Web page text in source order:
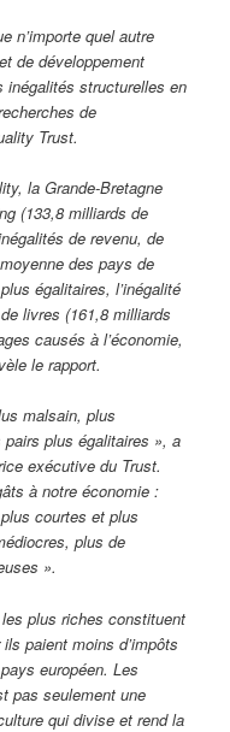
n’importe quel autre
de développement
inégalités structurelles en
de
Trust.
la Grande-Bretagne
(133,8 milliards de
de revenu, de
des pays de
égalitaires, l’inégalité
livres (161,8 milliards
causés à l’économie,
le rapport.
malsain, plus
plus égalitaires », a
exécutive du Trust.
à notre économie :
courtes et plus
plus de
».
plus riches constituent
paient moins d’impôts
européen. Les
pas seulement une
qui divise et rend la